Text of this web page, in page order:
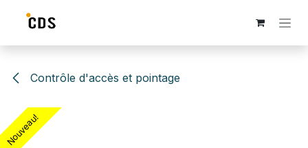
Contrôle d'accès et pointage
Nouveau!